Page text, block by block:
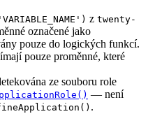
z twenty-
označené jako
pouze do logických funkcí.
pouze proměnné, které
ze souboru role
— není
.